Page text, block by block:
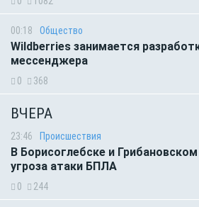
00:18 Общество
Wildberries занимается
мессенджера
0 368
ВЧЕРА
23:46 Происшествия
В Борисоглебске и
угроза атаки БПЛА
0 244